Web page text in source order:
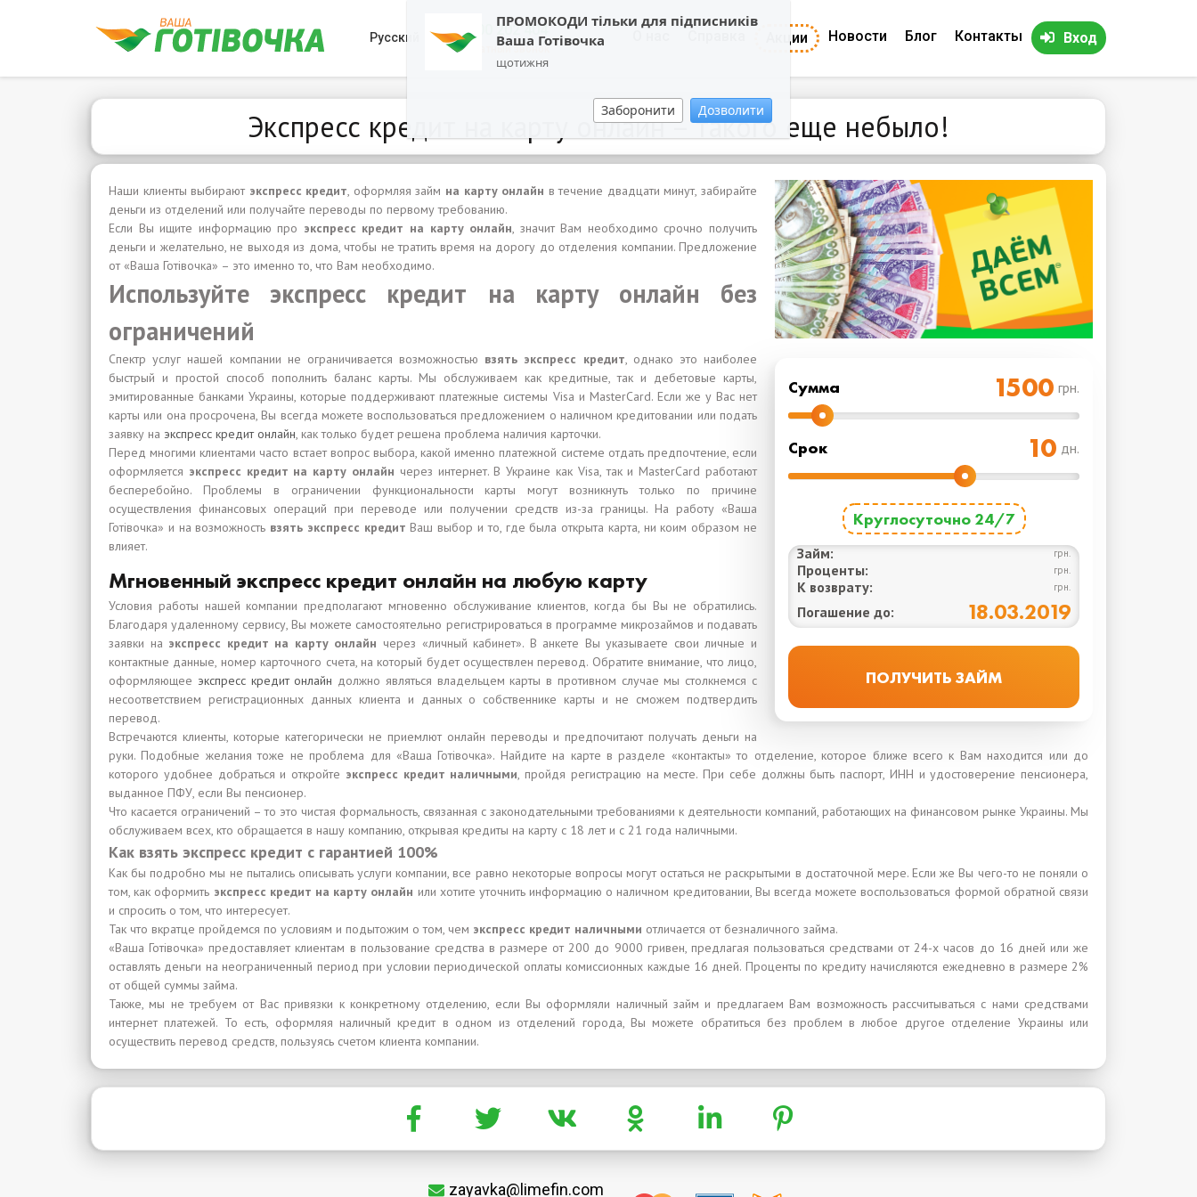
ПРОМОКОДИ тільки для підписників
Ваша Готівочка
щотижня
Заборонити Дозволити
Русский 0800 202 404
Обратный звонок
Акции Новости Блог Контакты Вход
Экспресс кредит на карту онлайн – такого еще небыло!
Cумма грн.
Срок дн.
Круглосуточно 24/7
Займ: грн.
Проценты: грн.
К возврату: грн.
Погашение до: 18.03.2019
Наши клиенты выбирают экспресс кредит, оформляя займ на карту онлайн в течение двадцати минут, забирайте
деньги из отделений или получайте переводы по первому требованию.
Если Вы ищите информацию про экспресс кредит на карту онлайн, значит Вам необходимо срочно получить
деньги и желательно, не выходя из дома, чтобы не тратить время на дорогу до отделения компании. Предложение
от «Ваша Готівочка» – это именно то, что Вам необходимо.
Используйте экспресс кредит на карту онлайн без
ограничений
Спектр услуг нашей компании не ограничивается возможностью взять экспресс кредит, однако это наиболее
быстрый и простой способ пополнить баланс карты. Мы обслуживаем как кредитные, так и дебетовые карты,
эмитированные банками Украины, которые поддерживают платежные системы Visa и MasterCard. Если же у Вас нет
карты или она просрочена, Вы всегда можете воспользоваться предложением о наличном кредитовании или подать
заявку на экспресс кредит онлайн, как только будет решена проблема наличия карточки.
Перед многими клиентами часто встает вопрос выбора, какой именно платежной системе отдать предпочтение, если
оформляется экспресс кредит на карту онлайн через интернет. В Украине как Visa, так и MasterCard работают
бесперебойно. Проблемы в ограничении функциональности карты могут возникнуть только по причине
осуществления финансовых операций при переводе или получении средств из-за границы. На работу «Ваша
Готівочка» и на возможность взять экспресс кредит Ваш выбор и то, где была открыта карта, ни коим образом не
влияет.
Мгновенный экспресс кредит онлайн на любую карту
Условия работы нашей компании предполагают мгновенно обслуживание клиентов, когда бы Вы не обратились.
Благодаря удаленному сервису, Вы можете самостоятельно регистрироваться в программе микрозаймов и подавать
заявки на экспресс кредит на карту онлайн через «личный кабинет». В анкете Вы указываете свои личные и
контактные данные, номер карточного счета, на который будет осуществлен перевод. Обратите внимание, что лицо,
оформляющее экспресс кредит онлайн должно являться владельцем карты в противном случае мы столкнемся с
несоответствием регистрационных данных клиента и данных о собственнике карты и не сможем подтвердить
перевод.
Встречаются клиенты, которые категорически не приемлют онлайн переводы и предпочитают получать деньги на
руки. Подобные желания тоже не проблема для «Ваша Готівочка». Найдите на карте в разделе «контакты» то отделение, которое ближе всего к Вам находится или до
которого удобнее добраться и откройте экспресс кредит наличными, пройдя регистрацию на месте. При себе должны быть паспорт, ИНН и удостоверение пенсионера,
выданное ПФУ, если Вы пенсионер.
Что касается ограничений – то это чистая формальность, связанная с законодательными требованиями к деятельности компаний, работающих на финансовом рынке Украины. Мы
обслуживаем всех, кто обращается в нашу компанию, открывая кредиты на карту с 18 лет и с 21 года наличными.
Как взять экспресс кредит с гарантией 100%
Как бы подробно мы не пытались описывать услуги компании, все равно некоторые вопросы могут остаться не раскрытыми в достаточной мере. Если же Вы чего-то не поняли о
том, как оформить экспресс кредит на карту онлайн или хотите уточнить информацию о наличном кредитовании, Вы всегда можете воспользоваться формой обратной связи
и спросить о том, что интересует.
Так что вкратце пройдемся по условиям и подытожим о том, чем экспресс кредит наличными отличается от безналичного займа.
«Ваша Готівочка» предоставляет клиентам в пользование средства в размере от 200 до 9000 гривен, предлагая пользоваться средствами от 24-х часов до 16 дней или же
оставлять деньги на неограниченный период при условии периодической оплаты комиссионных каждые 16 дней. Проценты по кредиту начисляются ежедневно в размере 2%
от общей суммы займа.
Также, мы не требуем от Вас привязки к конкретному отделению, если Вы оформляли наличный займ и предлагаем Вам возможность рассчитываться с нами средствами
интернет платежей. То есть, оформляя наличный кредит в одном из отделений города, Вы можете обратиться без проблем в любое другое отделение Украины или
осуществить перевод средств, пользуясь счетом клиента компании.
zayavka@limefin.com